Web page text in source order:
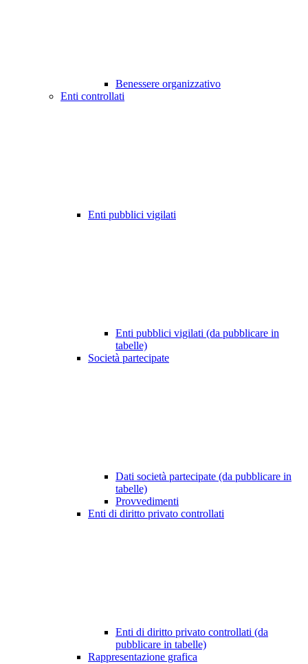
Benessere organizzativo
Enti controllati
Enti pubblici vigilati
Enti pubblici vigilati (da pubblicare in
tabelle)
Società partecipate
Dati società partecipate (da pubblicare in
tabelle)
Provvedimenti
Enti di diritto privato controllati
Enti di diritto privato controllati (da
pubblicare in tabelle)
Rappresentazione grafica